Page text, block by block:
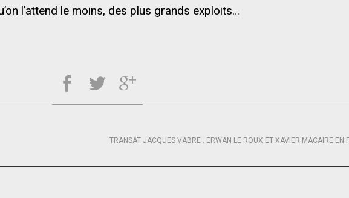
l’attend le moins, des plus grands exploits…